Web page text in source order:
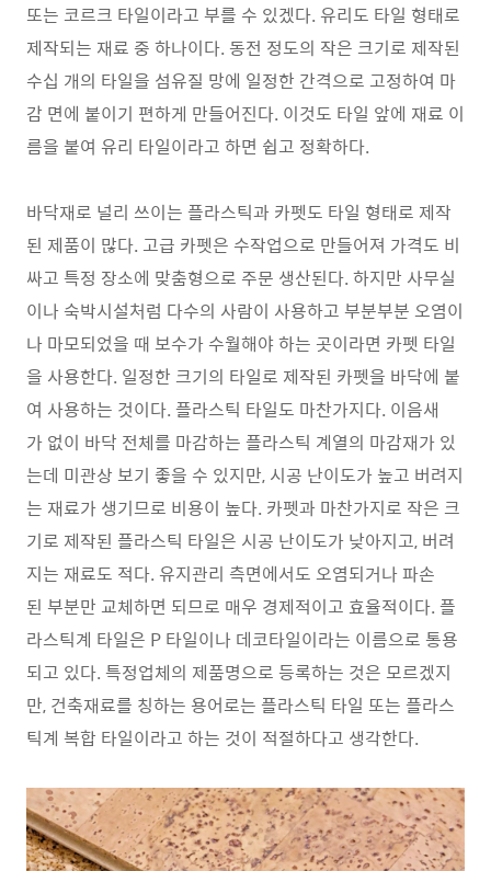
또는 코르크 타일이라고 부를 수 있겠다. 유리도 타일 형태로
제작되는 재료 중 하나이다. 동전 정도의 작은 크기로 제작된
수십 개의 타일을 섬유질 망에 일정한 간격으로 고정하여 마
감 면에 붙이기 편하게 만들어진다. 이것도 타일 앞에 재료 이
름을 붙여 유리 타일이라고 하면 쉽고 정확하다.
바닥재로 널리 쓰이는 플라스틱과 카펫도 타일 형태로 제작
된 제품이 많다. 고급 카펫은 수작업으로 만들어져 가격도 비
싸고 특정 장소에 맞춤형으로 주문 생산된다. 하지만 사무실
이나 숙박시설처럼 다수의 사람이 사용하고 부분부분 오염이
나 마모되었을 때 보수가 수월해야 하는 곳이라면 카펫 타일
을 사용한다. 일정한 크기의 타일로 제작된 카펫을 바닥에 붙
여 사용하는 것이다. 플라스틱 타일도 마찬가지다. 이음새
가 없이 바닥 전체를 마감하는 플라스틱 계열의 마감재가 있
는데 미관상 보기 좋을 수 있지만, 시공 난이도가 높고 버려지
는 재료가 생기므로 비용이 높다. 카펫과 마찬가지로 작은 크
기로 제작된 플라스틱 타일은 시공 난이도가 낮아지고, 버려
지는 재료도 적다. 유지관리 측면에서도 오염되거나 파손
된 부분만 교체하면 되므로 매우 경제적이고 효율적이다. 플
라스틱계 타일은 P 타일이나 데코타일이라는 이름으로 통용
되고 있다. 특정업체의 제품명으로 등록하는 것은 모르겠지
만, 건축재료를 칭하는 용어로는 플라스틱 타일 또는 플라스
틱계 복합 타일이라고 하는 것이 적절하다고 생각한다.